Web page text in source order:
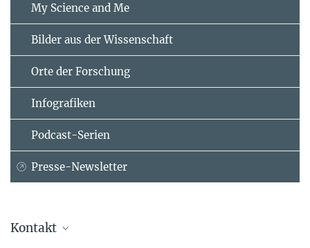
My Science and Me
Bilder aus der Wissenschaft
Orte der Forschung
Infografiken
Podcast-Serien
Presse-Newsletter
Kontakt